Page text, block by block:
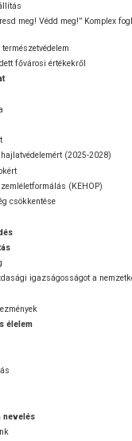
meg! Védd meg!” Komplex
fővárosi értékekről
(2025-2028)
(KEHOP)
csökkentése
igazságosságot a
élelem
nevelés